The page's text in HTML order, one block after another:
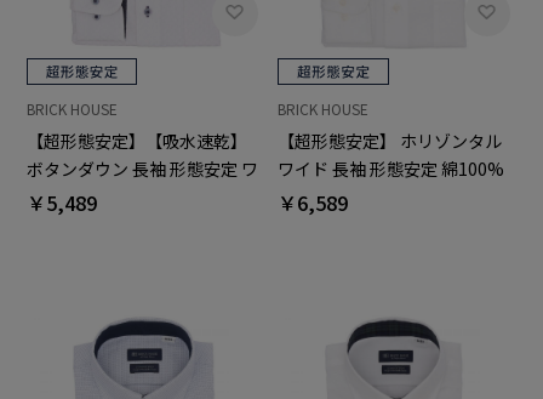
BRICK HOUSE
【超形態安定】【吸水速乾】
ボタンダウン 長袖 形態安定 ワ
イシャツ
￥5,489
BRICK HOUSE
【超形態安定】 ホリゾンタル
ワイド 長袖 形態安定 綿100%
ワイシャツ
￥6,589